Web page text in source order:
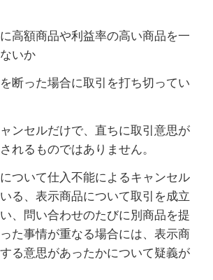
高額商品や利益率の高い商品を一
いか
断った場合に取引を打ち切ってい
ンセルだけで、直ちに取引意思が
れるものではありません。
ついて仕入不能によるキャンセル
る、表示商品について取引を成立
、問い合わせのたびに別商品を提
た事情が重なる場合には、表示商
る意思があったかについて疑義が